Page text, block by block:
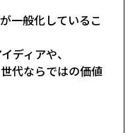
一般化しているこ
ディアや、
代ならではの価値